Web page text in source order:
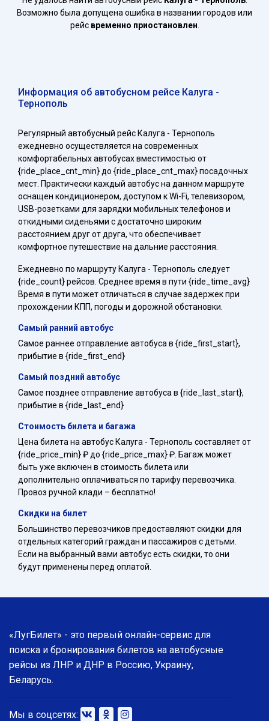
Возможно была допущена ошибка в названии городов или
рейс временно приостановлен
Информация об автобусном рейсе Калуга -
Тернополь
Регулярный автобусный рейс Калуга - Тернополь
ежедневно осуществляется на современных
комфортабельных автобусах вместимостью от
{ride_place_cnt_min} до {ride_place_cnt_max} посадочных
мест. Практически каждый автобус на данном маршруте
оснащен кондиционером, доступом к Wi-Fi, телевизором,
USB-розетками для зарядки мобильных телефонов и
откидными сиденьями с достаточно широким
расстоянием друг от друга, что обеспечивает
комфортное путешествие на дальние расстояния.
Ежедневно по маршруту Калуга - Тернополь следует
{ride_count} рейсов. Среднее время в пути {ride_time_avg}
Время в пути может отличаться в случае задержек при
прохождении КПП, погоды и дорожной обстановки.
Самый ранний автобус
Самое раннее отправление автобуса в {ride_first_start},
прибытие в {ride_first_end}
Самый поздний автобус
Самое позднее отправление автобуса в {ride_last_start},
прибытие в {ride_last_end}
Стоимость билета и багажа
Цена билета на автобус Калуга - Тернополь составляет от
{ride_price_min} ₽ до {ride_price_max} ₽. Багаж может
быть уже включен в стоимость билета или
дополнительно оплачиваться по тарифу перевозчика.
Провоз ручной клади – бесплатно!
Скидки на билет
Большинство перевозчиков предоставляют скидки для
отдельных категорий граждан и пассажиров с детьми.
Если на выбранный вами автобус есть скидки, то они
будут применены перед оплатой.
«ЛугБилет» - это первый онлайн-сервис для
поиска и бронирования билетов на автобусные
рейсы из ЛНР и ДНР в Россию, Украину,
Беларусь.
Мы в соцсетях: